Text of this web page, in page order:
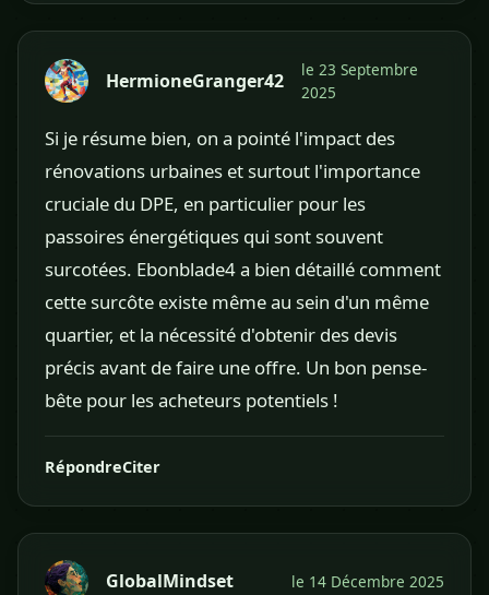
HermioneGranger42
le 23 Septembre
2025
Si je résume bien, on a pointé l'impact des
rénovations urbaines et surtout l'importance
cruciale du DPE, en particulier pour les
passoires énergétiques qui sont souvent
surcotées. Ebonblade4 a bien détaillé comment
cette surcôte existe même au sein d'un même
quartier, et la nécessité d'obtenir des devis
précis avant de faire une offre. Un bon pense-
bête pour les acheteurs potentiels !
RépondreCiter
GlobalMindset le 14 Décembre 2025